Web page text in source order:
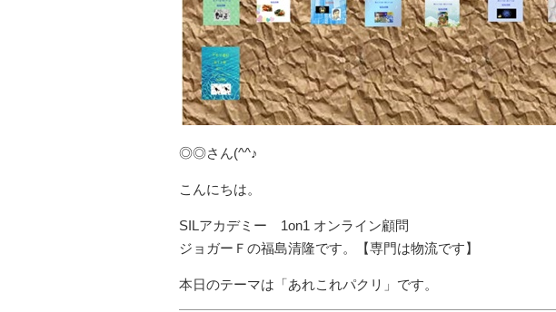
◎◎さん(^^♪
こんにちは。
SILアカデミー 1on1 オンライン顧問
ジョガーＦの福島清隆です。【専門は物流です】
本日のテーマは「あれこれパクリ」です。